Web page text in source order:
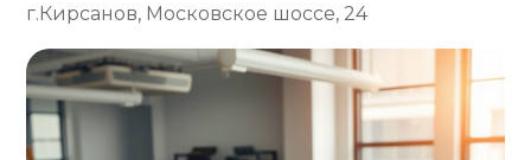
г.Кирсанов, Московское шоссе, 24